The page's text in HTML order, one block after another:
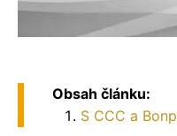
Obsah článku:
S CCC a